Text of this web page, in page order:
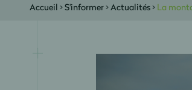
Accueil >S'informer>Actualités> La